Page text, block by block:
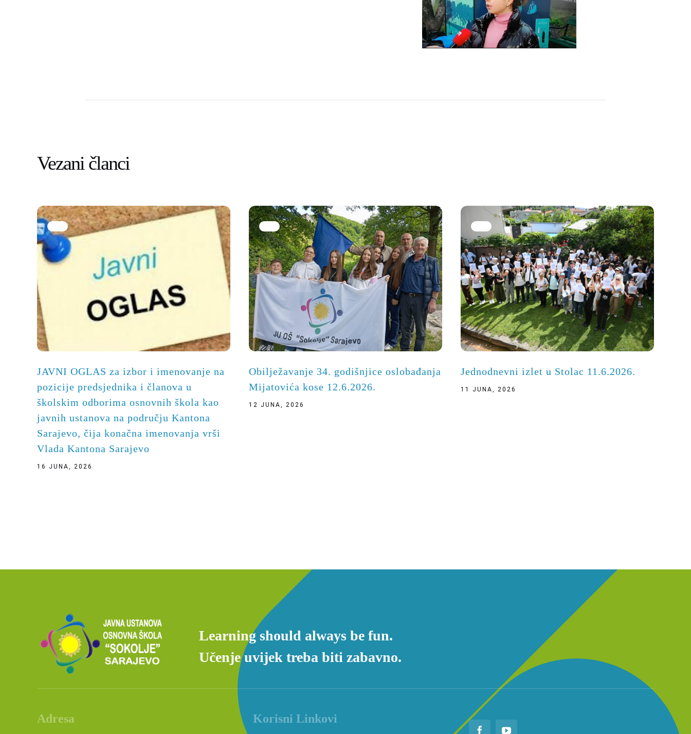
Vezani članci
JAVNI OGLAS za izbor i imenovanje na
pozicije predsjednika i članova u
školskim odborima osnovnih škola kao
javnih ustanova na području Kantona
Sarajevo, čija konačna imenovanja vrši
Vlada Kantona Sarajevo
16 JUNA, 2026
Obilježavanje 34. godišnjice oslobađanja
Mijatovića kose 12.6.2026.
12 JUNA, 2026
Jednodnevni izlet u Stolac 11.6.2026.
11 JUNA, 2026
Learning should always be fun.
Učenje uvijek treba biti zabavno.
Adresa Korisni Linkovi